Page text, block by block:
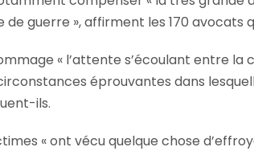
de guerre », affirment les 170 avocats
« l’attente s’écoulant entre
éprouvantes dans
ils.
« ont vécu quelque chose